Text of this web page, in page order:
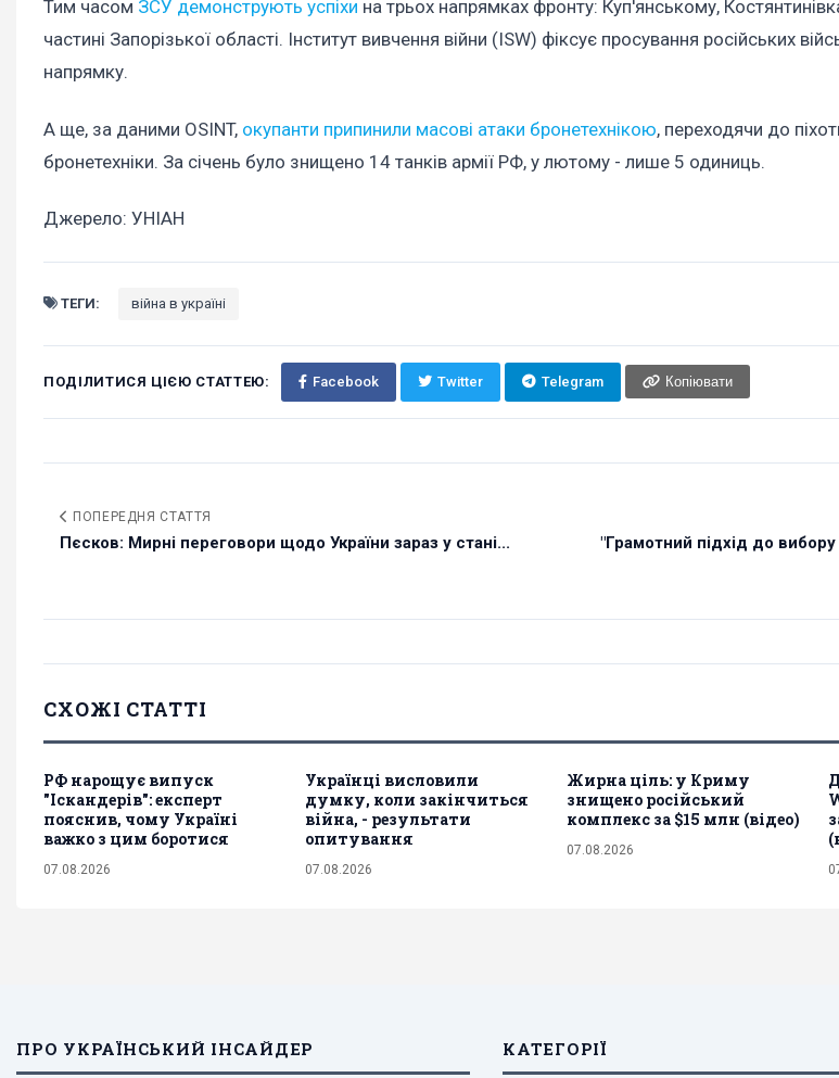
Тим часом ЗСУ демонструють успіхи на трьох напрямках фронту: Куп'янському,
частині Запорізької області. Інститут вивчення війни (ISW) фіксує просування російських
напрямку.
А ще, за даними OSINT, окупанти припинили масові атаки бронетехнікою, переходячи до
бронетехніки. За січень було знищено 14 танків армії РФ, у лютому - лише 5 одиниць.
Джерело: УНІАН
ТЕГИ: війна в україні
ПОДІЛИТИСЯ ЦІЄЮ СТАТТЕЮ: Facebook Twitter Telegram Копіювати
ПОПЕРЕДНЯ СТАТТЯ
Пєсков: Мирні переговори щодо України зараз у стані...
"Грамотний підхід до
СХОЖІ СТАТТІ
РФ нарощує випуск
"Іскандерів": експерт
пояснив, чому Україні
важко з цим боротися
07.08.2026
Українці висловили
думку, коли закінчиться
війна, - результати
опитування
07.08.2026
Жирна ціль: у Криму
знищено російський
комплекс за $15 млн (відео)
07.08.2026
ПРО УКРАЇНСЬКИЙ ІНСАЙДЕР КАТЕГОРІЇ